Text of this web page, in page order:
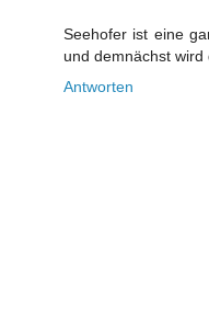
Seehofer ist eine
und demnächst wird
Antworten